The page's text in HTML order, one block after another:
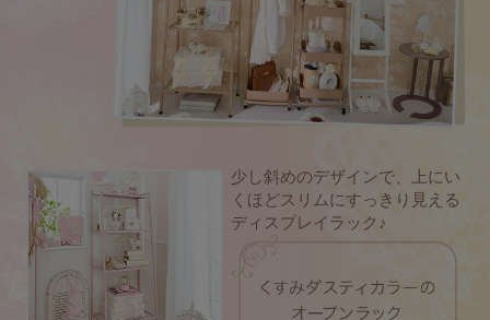
少し斜めのデザインで、上にい
くほどスリムにすっきり見える
ディスプレイラック♪